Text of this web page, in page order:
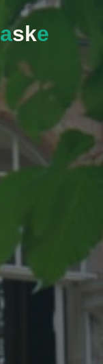
aske